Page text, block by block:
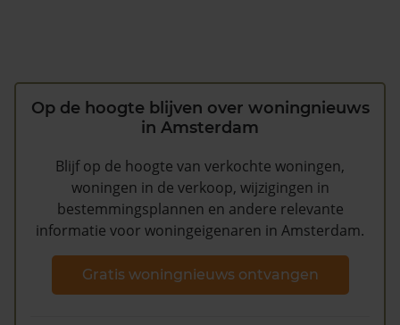
Op de hoogte blijven over woningnieuws
in Amsterdam
Blijf op de hoogte van verkochte woningen,
woningen in de verkoop, wijzigingen in
bestemmingsplannen en andere relevante
informatie voor woningeigenaren in Amsterdam.
Gratis woningnieuws ontvangen